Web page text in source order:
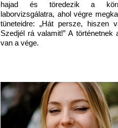
hajad és töredezik a
laborvizsgálatra, ahol végre
tüneteidre: „Hát persze, hiszen
Szedjél rá valamit!” A történetnek
van a vége.